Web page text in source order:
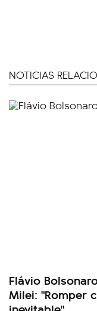
NOTICIAS
Flávio
Milei: "Romper